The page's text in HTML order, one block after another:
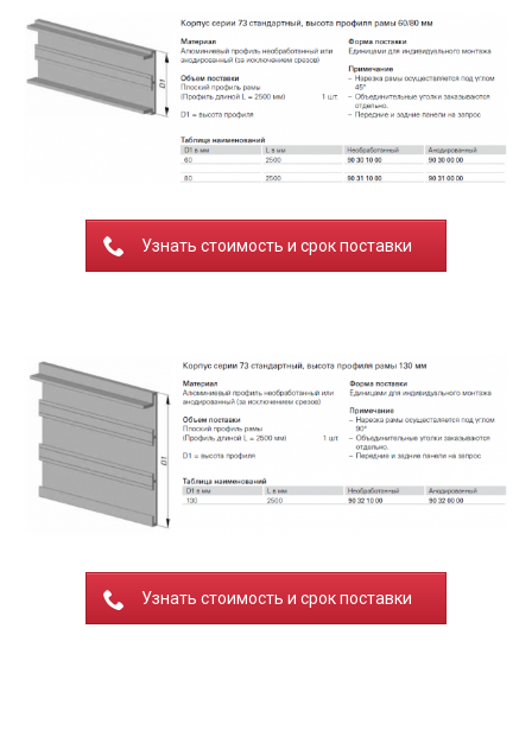
Новости
Контакты
Узнать стоимость и срок поставки
Узнать стоимость и срок поставки